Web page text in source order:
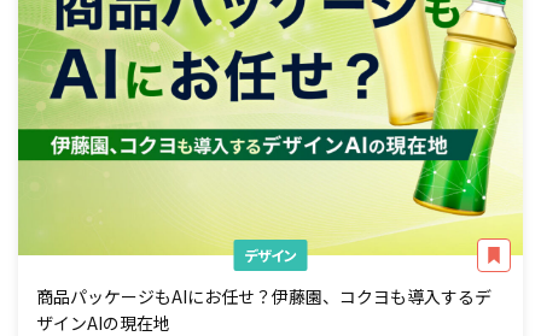
デザイン
商品パッケージもAIにお任せ？伊藤園、コクヨも導入するデ
ザインAIの現在地